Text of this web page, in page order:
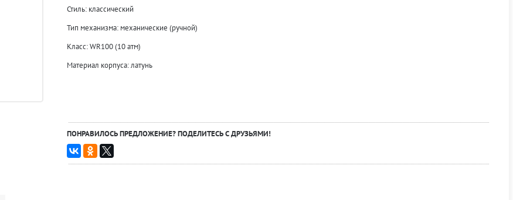
Стиль: классический
Тип механизма: механические (ручной)
Класс: WR100 (10 атм)
Материал корпуса: латунь
ПОНРАВИЛОСЬ ПРЕДЛОЖЕНИЕ? ПОДЕЛИТЕСЬ С ДРУЗЬЯМИ!